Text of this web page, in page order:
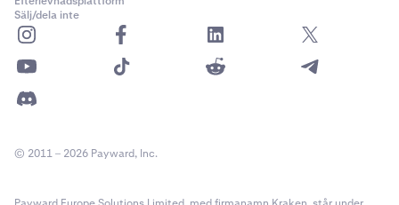
Sälj/dela inte
© 2011 – 2026 Payward, Inc.